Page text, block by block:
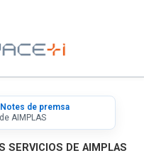
Notes de premsa
AIMPLAS
SERVICIOS DE AIMPLAS